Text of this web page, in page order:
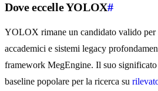
Dove eccelle YOLOX#
YOLOX rimane un candidato valido per
accademici e sistemi legacy
framework MegEngine. Il suo
baseline popolare per la ricerca su